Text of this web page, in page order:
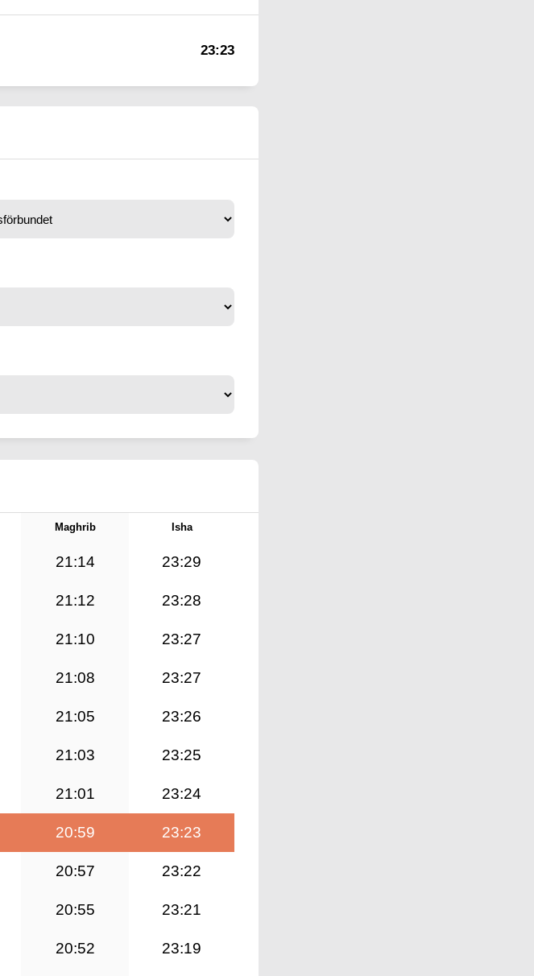
23:23
Maghrib Isha
21:14 23:29
21:12 23:28
21:10 23:27
21:08 23:27
21:05 23:26
21:03 23:25
21:01 23:24
20:59 23:23
20:57 23:22
20:55 23:21
20:52 23:19